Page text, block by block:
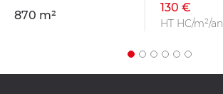
870 m²
130 €
HT HC/m²/an